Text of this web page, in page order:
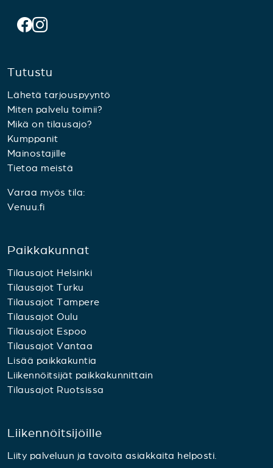
Tutustu
Lähetä tarjouspyyntö
Miten palvelu toimii?
Mikä on tilausajo?
Kumppanit
Mainostajille
Tietoa meistä
Varaa myös tila:
Venuu.fi
Paikkakunnat
Tilausajot Helsinki
Tilausajot Turku
Tilausajot Tampere
Tilausajot Oulu
Tilausajot Espoo
Tilausajot Vantaa
Lisää paikkakuntia
Liikennöitsijät paikkakunnittain
Tilausajot Ruotsissa
Liikennöitsijöille
Liity palveluun ja tavoita asiakkaita helposti.